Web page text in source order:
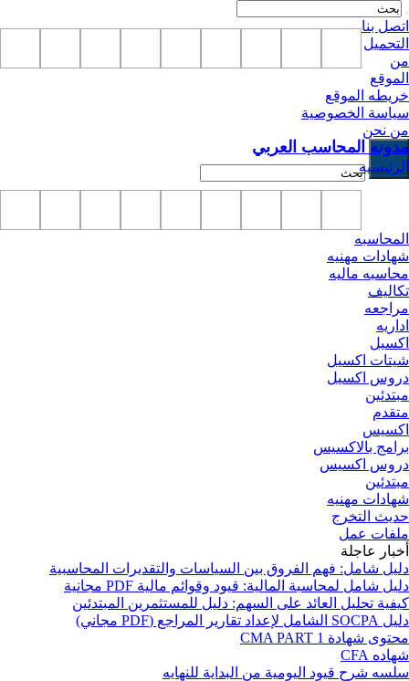
اتصل بنا
التحميل
من
الموقع
خريطه الموقع
سياسة الخصوصية
من نحن
مدونه المحاسب العربي
الرئيسيه
المحاسبه
شهادات مهنيه
محاسبه ماليه
تكاليف
مراجعه
اداريه
اكسيل
شيتات اكسيل
دروس اكسيل
مبتدئين
متقدم
اكسيس
برامج بالاكسيس
دروس اكسيس
مبتدئين
شهادات مهنيه
حديث التخرج
ملفات عمل
أخبار عاجلة
دليل شامل: فهم الفروق بين السياسات والتقديرات المحاسبية
دليل شامل لمحاسبة المالية: قيود وقوائم مالية PDF مجانية
كيفية تحليل العائد على السهم: دليل للمستثمرين المبتدئين
دليل SOCPA الشامل لإعداد تقارير المراجع (PDF مجاني)
محتوى شهادة CMA PART 1
شهاده CFA
سلسه شرح قيود اليومية من البداية للنهايه